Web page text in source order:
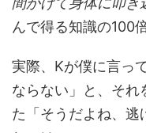
んで得る知識の100
実際、Kが僕に言っ
ならない」と、それ
た「そうだよね、逃